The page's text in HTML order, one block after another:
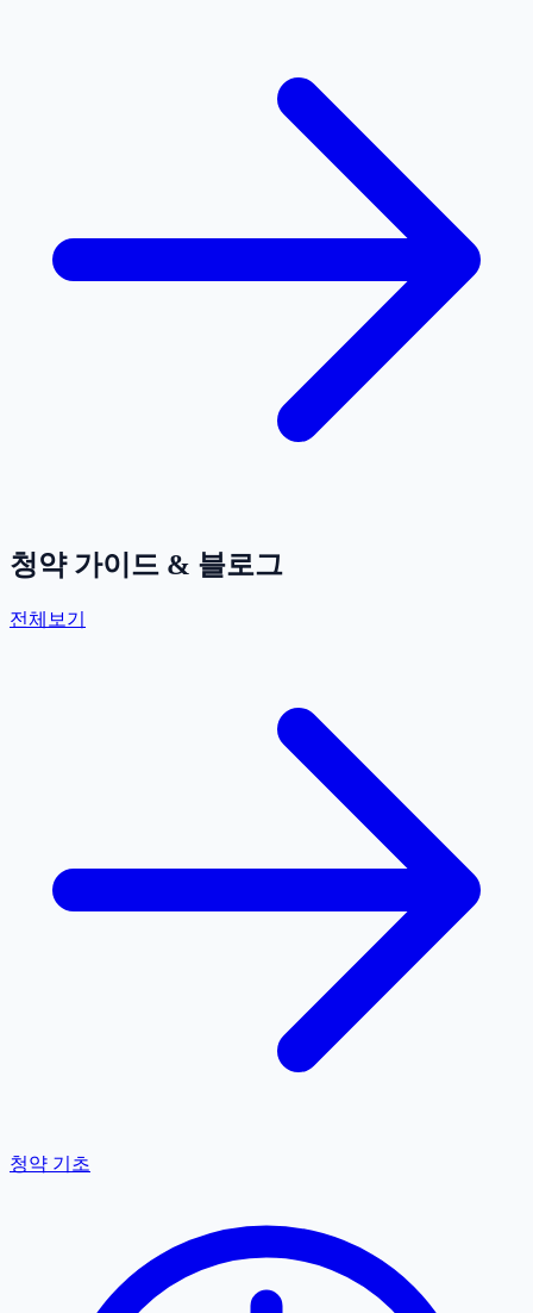
청약 가이드 & 블로그
전체보기
청약 기초